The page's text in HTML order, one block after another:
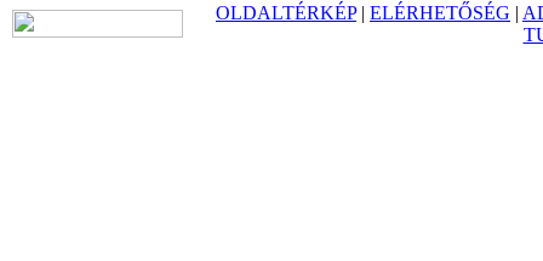
OLDALTÉRKÉP| ELÉRHETŐSÉG |